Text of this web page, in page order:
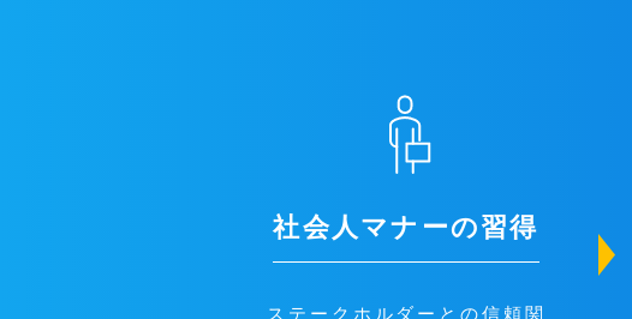
社会人マナーの習得
ステークホルダーとの信頼関